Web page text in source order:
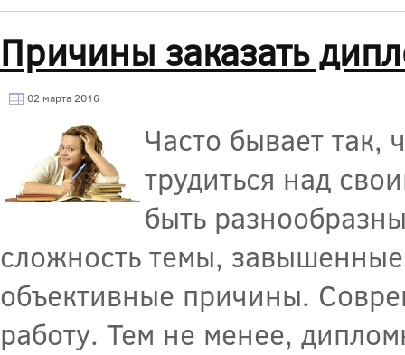
Причины заказать
02 марта 2016
Часто бывает так,
трудиться над
быть
сложность темы,
объективные причины.
работу. Тем не менее,